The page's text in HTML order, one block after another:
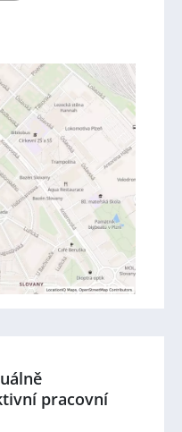
pracovní